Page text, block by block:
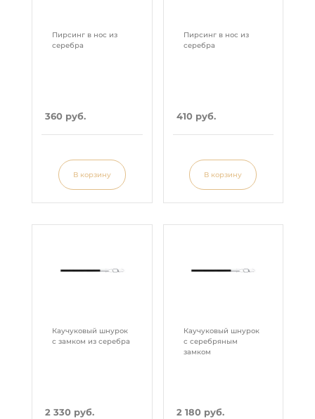
Пирсинг в нос из
серебра
360 руб.
В корзину
Пирсинг в нос из
серебра
410 руб.
В корзину
Каучуковый шнурок
с замком из серебра
2 330 руб.
Каучуковый шнурок
с серебряным
замком
2 180 руб.